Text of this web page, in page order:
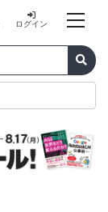
ログイン